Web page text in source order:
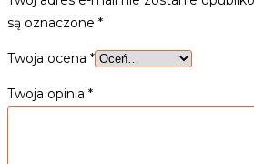
są oznaczone *
Twoja ocena *
Twoja opinia *